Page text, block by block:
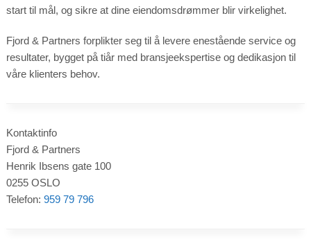
start til mål, og sikre at dine eiendomsdrømmer blir virkelighet.
Fjord & Partners forplikter seg til å levere enestående service og
resultater, bygget på tiår med bransjeekspertise og dedikasjon til
våre klienters behov.
Kontaktinfo
Fjord & Partners
Henrik Ibsens gate 100
0255 OSLO
Telefon: 959 79 796